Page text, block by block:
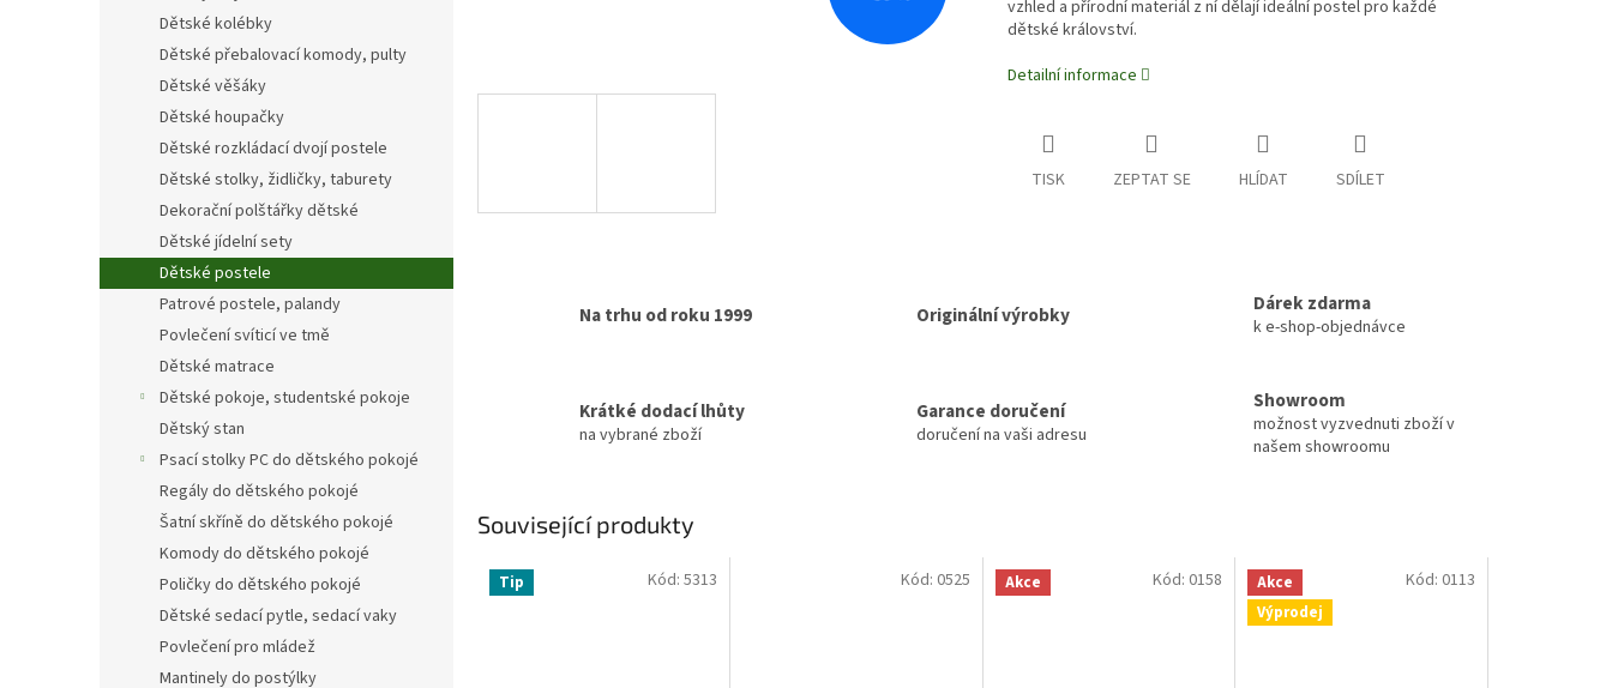
Dětské kolébky
Dětské přebalovací komody, pulty
Dětské věšáky
Dětské houpačky
Dětské rozkládací dvojí postele
Dětské stolky, židličky, taburety
Dekorační polštářky dětské
Dětské jídelní sety
Dětské postele
Patrové postele, palandy
Povlečení svíticí ve tmě
Dětské matrace
Dětské pokoje, studentské pokoje
Dětský stan
Psací stolky PC do dětského pokojé
Regály do dětského pokojé
Šatní skříně do dětského pokojé
Komody do dětského pokojé
Poličky do dětského pokojé
Dětské sedací pytle, sedací vaky
Povlečení pro mládež
Mantinely do postýlky
vzhled a přírodní materiál z ní dělají ideální postel pro každé
dětské království.
Detailní informace
TISK ZEPTAT SE HLÍDAT SDÍLET
Na trhu od roku 1999 Originální výrobky Dárek zdarma
k e-shop-objednávce
Krátké dodací lhůty
na vybrané zboží
Garance doručení
doručení na vaši adresu
Showroom
možnost vyzvednuti zboží v
našem showroomu
Související produkty
Tip Kód: 5313 Kód: 0525 Akce Kód: 0158
Akce
Výprodej
Kód: 0113